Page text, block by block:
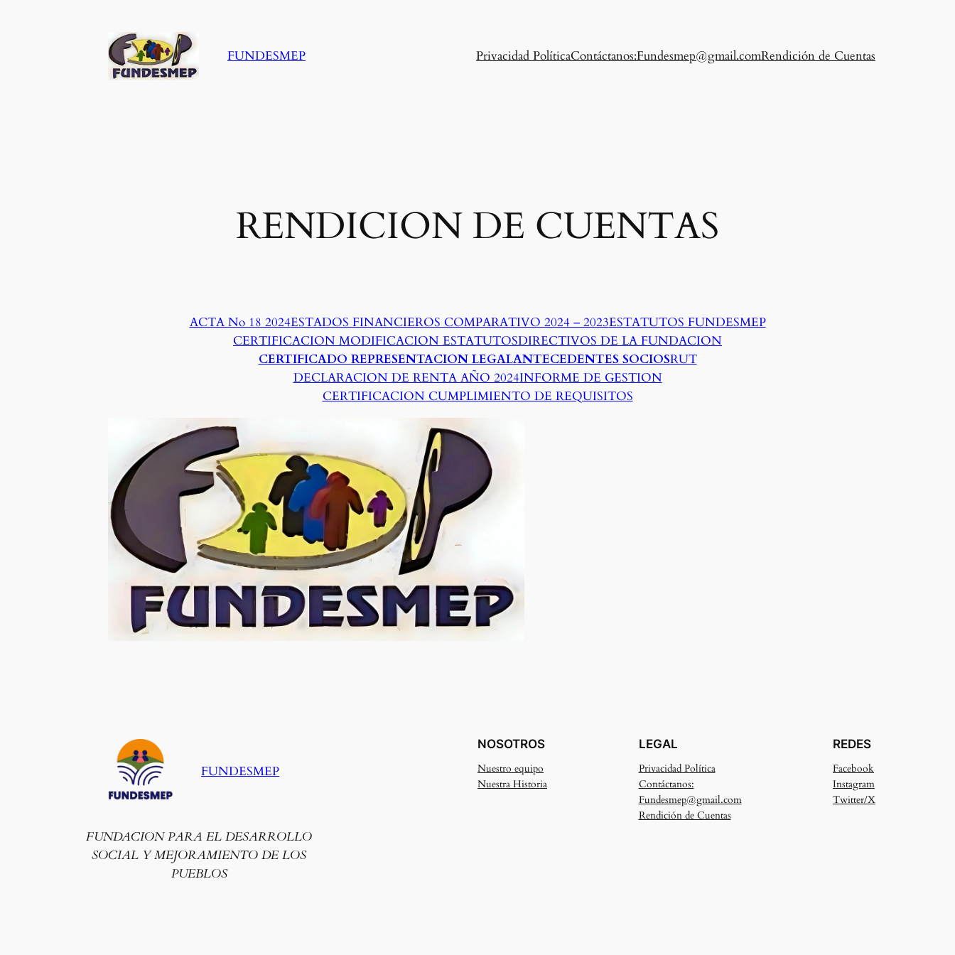
FUNDESMEP Privacidad PolíticaContáctanos:Fundesmep@gmail.comRendición de Cuentas
RENDICION DE CUENTAS
ACTA No 18 2024ESTADOS FINANCIEROS COMPARATIVO 2024 – 2023ESTATUTOS FUNDESMEP
CERTIFICACION MODIFICACION ESTATUTOSDIRECTIVOS DE LA FUNDACION
CERTIFICADO REPRESENTACION LEGALANTECEDENTES SOCIOSRUT
DECLARACION DE RENTA AÑO 2024INFORME DE GESTION
CERTIFICACION CUMPLIMIENTO DE REQUISITOS
FUNDESMEP
FUNDACION PARA EL DESARROLLO
SOCIAL Y MEJORAMIENTO DE LOS
PUEBLOS
NOSOTROS
Nuestro equipo
Nuestra Historia
LEGAL
Privacidad Política
Contáctanos:
Fundesmep@gmail.com
Rendición de Cuentas
REDES
Facebook
Instagram
Twitter/X